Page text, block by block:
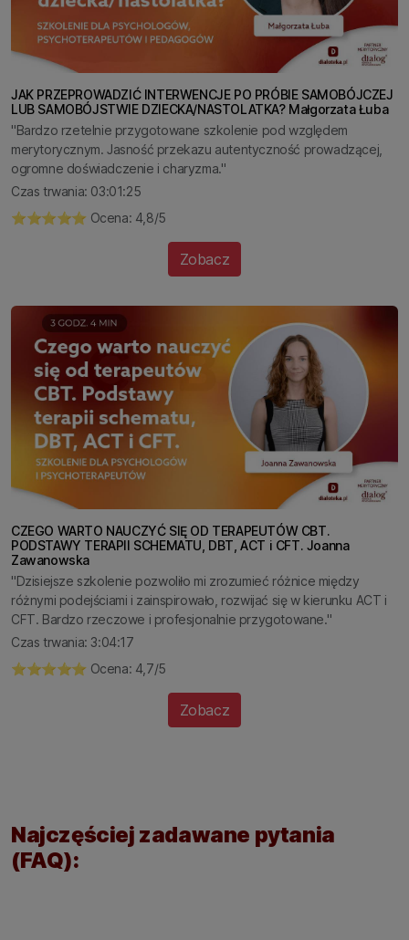
JAK PRZEPROWADZIĆ INTERWENCJE PO PRÓBIE SAMOBÓJCZEJ
LUB SAMOBÓJSTWIE DZIECKA/NASTOLATKA? Małgorzata Łuba
"Bardzo rzetelnie przygotowane szkolenie pod względem
merytorycznym. Jasność przekazu autentyczność prowadzącej,
ogromne doświadczenie i charyzma."
Czas trwania: 03:01:25
⭐️⭐️⭐️⭐️⭐️ Ocena: 4,8/5
Zobacz
CZEGO WARTO NAUCZYĆ SIĘ OD TERAPEUTÓW CBT.
PODSTAWY TERAPII SCHEMATU, DBT, ACT i CFT. Joanna
Zawanowska
"Dzisiejsze szkolenie pozwoliło mi zrozumieć różnice między
różnymi podejściami i zainspirowało, rozwijać się w kierunku ACT i
CFT. Bardzo rzeczowe i profesjonalnie przygotowane."
Czas trwania: 3:04:17
⭐️⭐️⭐️⭐️⭐️ Ocena: 4,7/5
Zobacz
Najczęściej zadawane pytania
(FAQ):